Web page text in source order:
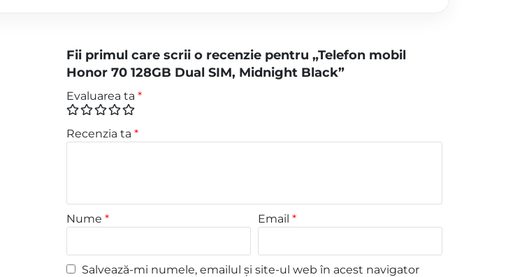
Fii primul care scrii o recenzie pentru „Telefon mobil
Honor 70 128GB Dual SIM, Midnight Black”
Evaluarea ta *
Recenzia ta *
Nume * Email*
Salvează-mi numele, emailul și site-ul web în acest navigator